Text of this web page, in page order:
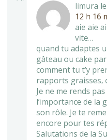
limura le
12 h 16
aie aie
vite…
quand tu adaptes
gâteau ou cake
comment tu t’y
rapports graisses,
Je ne me rends
l’importance de la
son rôle. Je te
encore pour tes
Salutations de la